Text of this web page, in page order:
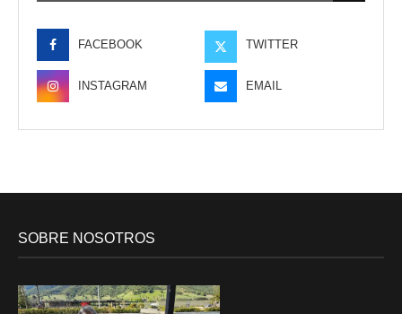
FACEBOOK TWITTER
INSTAGRAM EMAIL
SOBRE NOSOTROS